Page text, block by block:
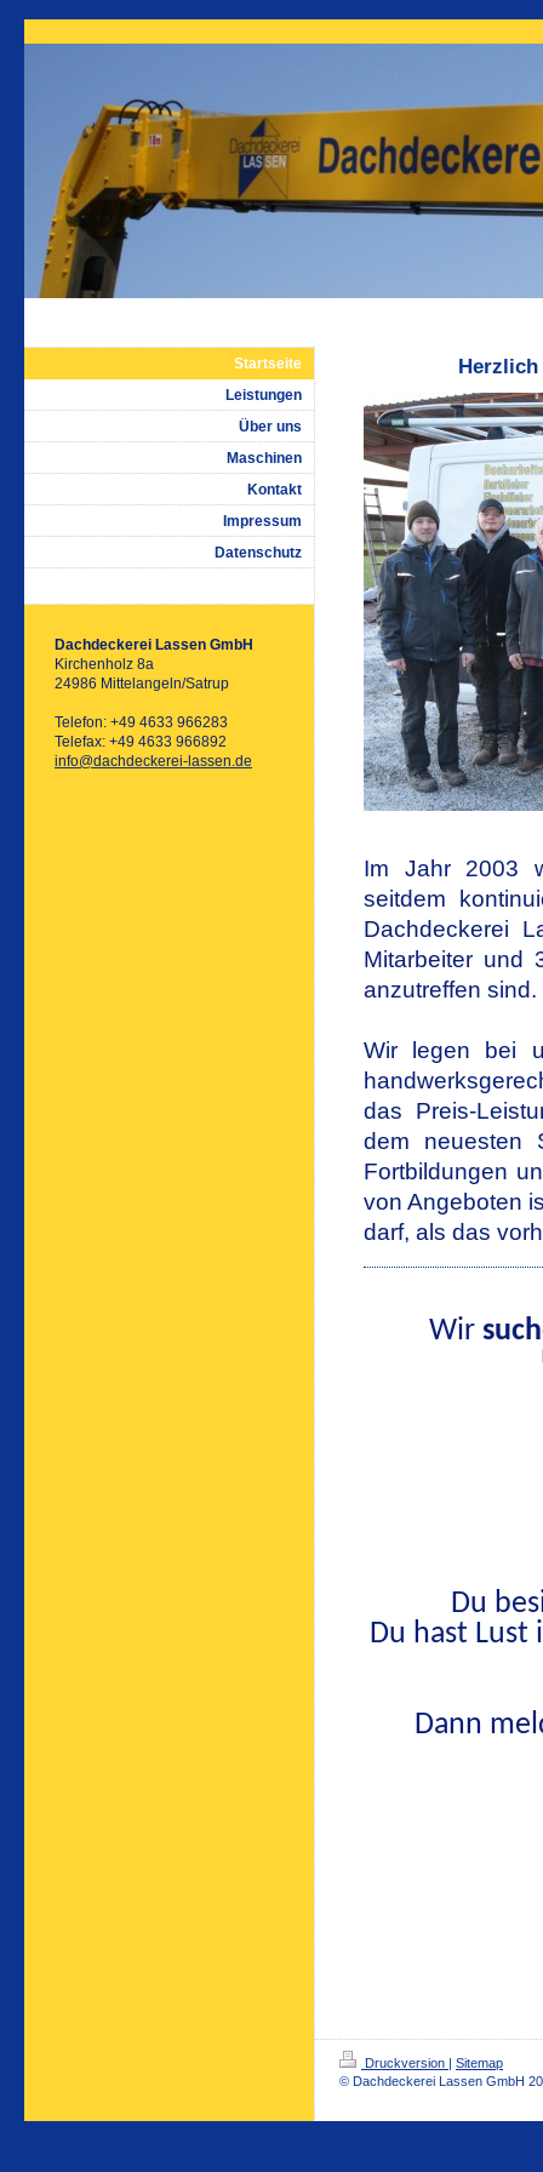
Herzlich
Im Jahr 2003
seitdem
Dachdeckerei
Mitarbeiter und
anzutreffen
Wir legen bei
das Preis-
dem neuesten
Fortbildungen
von Angeboten
darf, als das
Wir
Du
Du hast
Dann
Startseite
Leistungen
Über uns
Maschinen
Kontakt
Impressum
Datenschutz
Dachdeckerei Lassen GmbH
Kirchenholz 8a
24986 Mittelangeln/Satrup
Telefon: +49 4633 966283
Telefax: +49 4633 966892
info@dachdeckerei-lassen.de
Druckversion | Sitemap
© Dachdeckerei Lassen GmbH